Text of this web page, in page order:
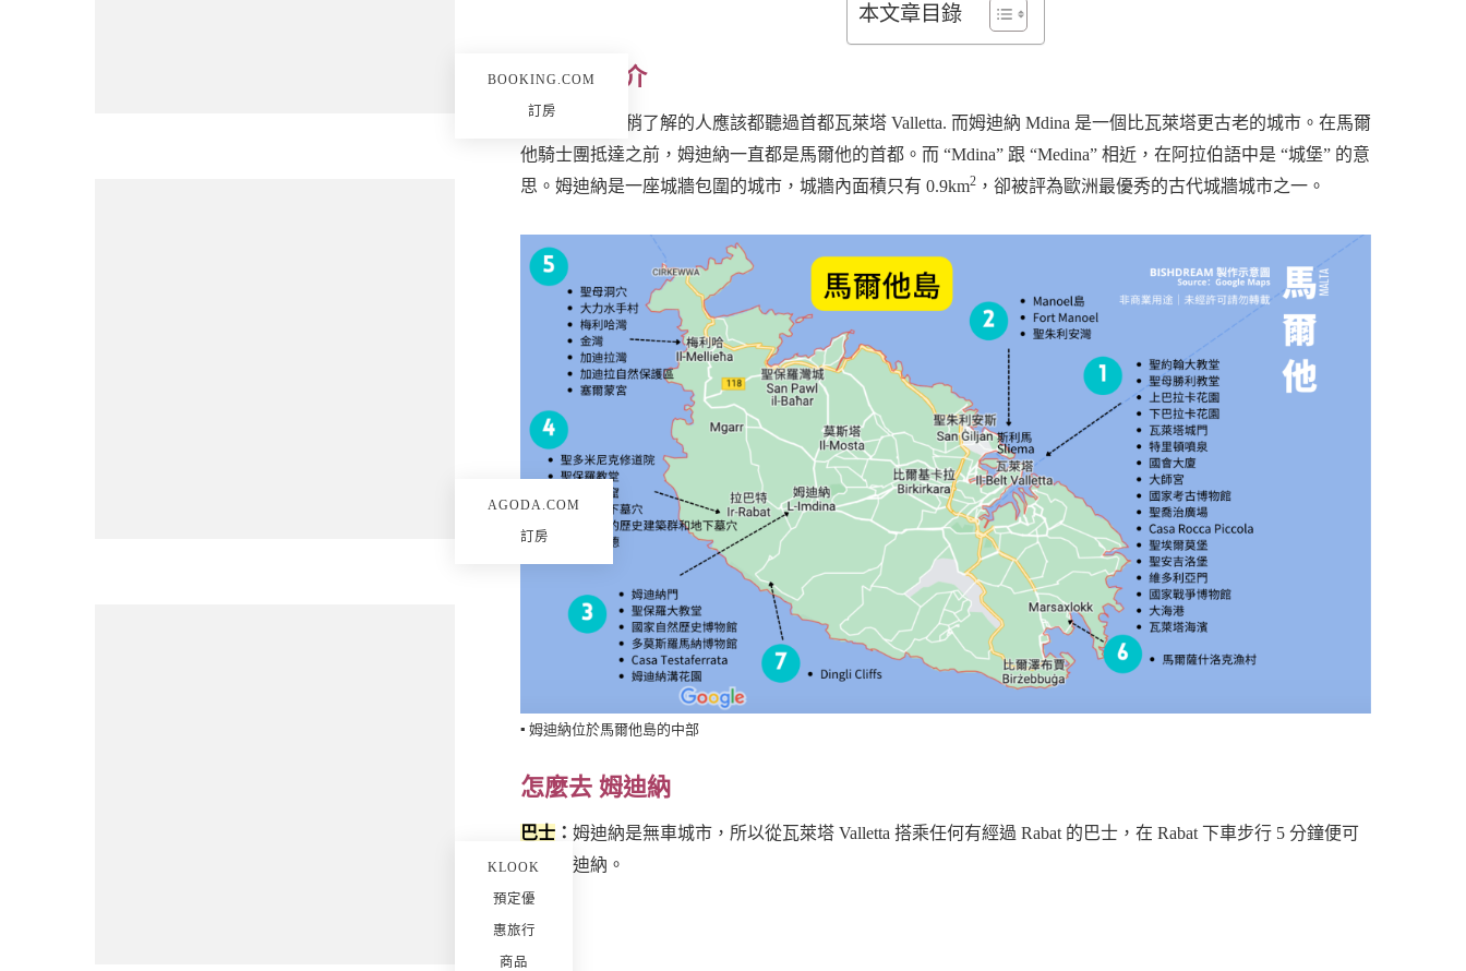
本文章目錄
姆迪納 簡介
對於馬爾他稍稍了解的人應該都聽過首都瓦萊塔 Valletta. 而姆迪納 Mdina 是一個比瓦萊塔更古老的城市。在馬爾
他騎士團抵達之前，姆迪納一直都是馬爾他的首都。而 “Mdina” 跟 “Medina” 相近，在阿拉伯語中是 “城堡” 的意
思。姆迪納是一座城牆包圍的城市，城牆內面積只有 0.9km2 ，卻被評為歐洲最優秀的古代城牆城市之一。
▪️ 姆迪納位於馬爾他島的中部
怎麼去 姆迪納
巴士 ： 姆迪納是無車城市，所以從瓦萊塔 Valletta 搭乘任何有經過 Rabat 的巴士，在 Rabat 下車步行 5 分鐘便可
到達姆迪納。
BOOKING.COM
訂房
AGODA.COM
訂房
KLOOK
預定優
惠旅行
商品